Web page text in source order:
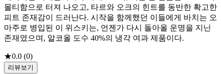
몰티함으로 터져 나오고, 타르와 오크의 힌트를 동반한 확고한
피트 존재감이 드러난다. 시작을 함께했던 이들에게 바치는 오
마주로 병입된 이 위스키는, 언젠가 다시 돌아올 운명을 지닌
존재였으며, 알코올 도수 40%의 냉각 여과 제품이다.
★0.0 (0)
리뷰보기